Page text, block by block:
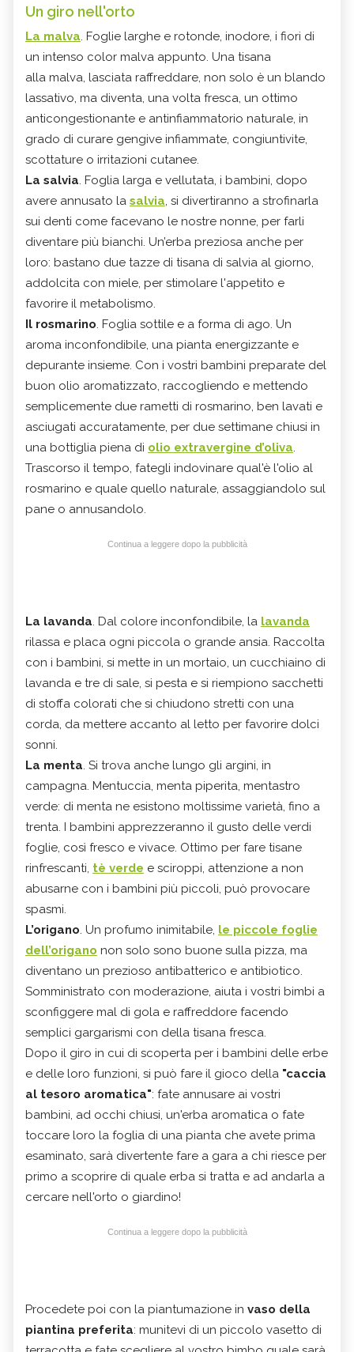
Un giro nell'orto
La malva. Foglie larghe e rotonde, inodore, i fiori di
un intenso color malva appunto. Una tisana
alla malva, lasciata raffreddare, non solo è un blando
lassativo, ma diventa, una volta fresca, un ottimo
anticongestionante e antinfiammatorio naturale, in
grado di curare gengive infiammate, congiuntivite,
scottature o irritazioni cutanee.
La salvia. Foglia larga e vellutata, i bambini, dopo
avere annusato la salvia, si divertiranno a strofinarla
sui denti come facevano le nostre nonne, per farli
diventare più bianchi. Un’erba preziosa anche per
loro: bastano due tazze di tisana di salvia al giorno,
addolcita con miele, per stimolare l'appetito e
favorire il metabolismo.
Il rosmarino. Foglia sottile e a forma di ago. Un
aroma inconfondibile, una pianta energizzante e
depurante insieme. Con i vostri bambini preparate del
buon olio aromatizzato, raccogliendo e mettendo
semplicemente due rametti di rosmarino, ben lavati e
asciugati accuratamente, per due settimane chiusi in
una bottiglia piena di olio extravergine d’oliva.
Trascorso il tempo, fategli indovinare qual'è l'olio al
rosmarino e quale quello naturale, assaggiandolo sul
pane o annusandolo.
Continua a leggere dopo la pubblicità
La lavanda. Dal colore inconfondibile, la lavanda
rilassa e placa ogni piccola o grande ansia. Raccolta
con i bambini, si mette in un mortaio, un cucchiaino di
lavanda e tre di sale, si pesta e si riempiono sacchetti
di stoffa colorati che si chiudono stretti con una
corda, da mettere accanto al letto per favorire dolci
sonni.
La menta. Si trova anche lungo gli argini, in
campagna. Mentuccia, menta piperita, mentastro
verde: di menta ne esistono moltissime varietà, fino a
trenta. I bambini apprezzeranno il gusto delle verdi
foglie, così fresco e vivace. Ottimo per fare tisane
rinfrescanti, tè verde e sciroppi, attenzione a non
abusarne con i bambini più piccoli, può provocare
spasmi.
L’origano. Un profumo inimitabile, le piccole foglie
dell’origano non solo sono buone sulla pizza, ma
diventano un prezioso antibatterico e antibiotico.
Somministrato con moderazione, aiuta i vostri bimbi a
sconfiggere mal di gola e raffreddore facendo
semplici gargarismi con della tisana fresca.
Dopo il giro in cui di scoperta per i bambini delle erbe
e delle loro funzioni, si può fare il gioco della "caccia
al tesoro aromatica": fate annusare ai vostri
bambini, ad occhi chiusi, un'erba aromatica o fate
toccare loro la foglia di una pianta che avete prima
esaminato, sarà divertente fare a gara a chi riesce per
primo a scoprire di quale erba si tratta e ad andarla a
cercare nell'orto o giardino!
Continua a leggere dopo la pubblicità
Procedete poi con la piantumazione in vaso della
piantina preferita: munitevi di un piccolo vasetto di